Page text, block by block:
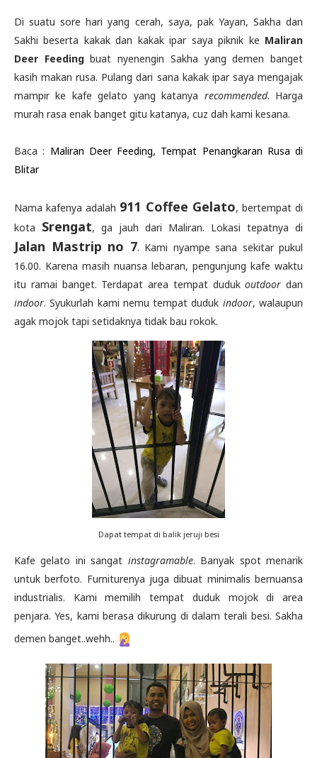
Di suatu sore hari yang cerah, saya, pak Yayan, Sakha dan
Sakhi beserta kakak dan kakak ipar saya piknik ke Maliran
Deer Feedingbuat nyenengin Sakha yang demen banget
kasih makan rusa. Pulang dari sana kakak ipar saya mengajak
mampir ke kafe gelato yang katanya recommended. Harga
murah rasa enak banget gitu katanya, cuz dah kami kesana.
Baca : Maliran Deer Feeding, Tempat Penangkaran Rusa di
Blitar
Nama kafenya adalah 911 Coffee Gelato, bertempat di
kota Srengat, ga jauh dari Maliran. Lokasi tepatnya di
Jalan Mastrip no 7. Kami nyampe sana sekitar pukul
16.00. Karena masih nuansa lebaran, pengunjung kafe waktu
itu ramai banget. Terdapat area tempat dudukoutdoor dan
indoor. Syukurlah kami nemu tempat duduk indoor, walaupun
agak mojok tapi setidaknya tidak bau rokok.
Dapat tempat di balik jeruji besi
Kafe gelato ini sangat instagramable. Banyak spot menarik
untuk berfoto. Furniturenya juga dibuat minimalis bernuansa
industrialis. Kami memilih tempat duduk mojok di area
penjara. Yes, kami berasa dikurung di dalam terali besi. Sakha
demen banget..wehh..